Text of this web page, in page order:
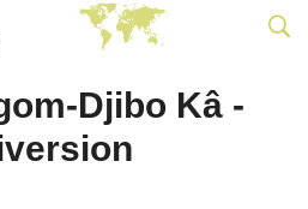
Djibo Kâ -